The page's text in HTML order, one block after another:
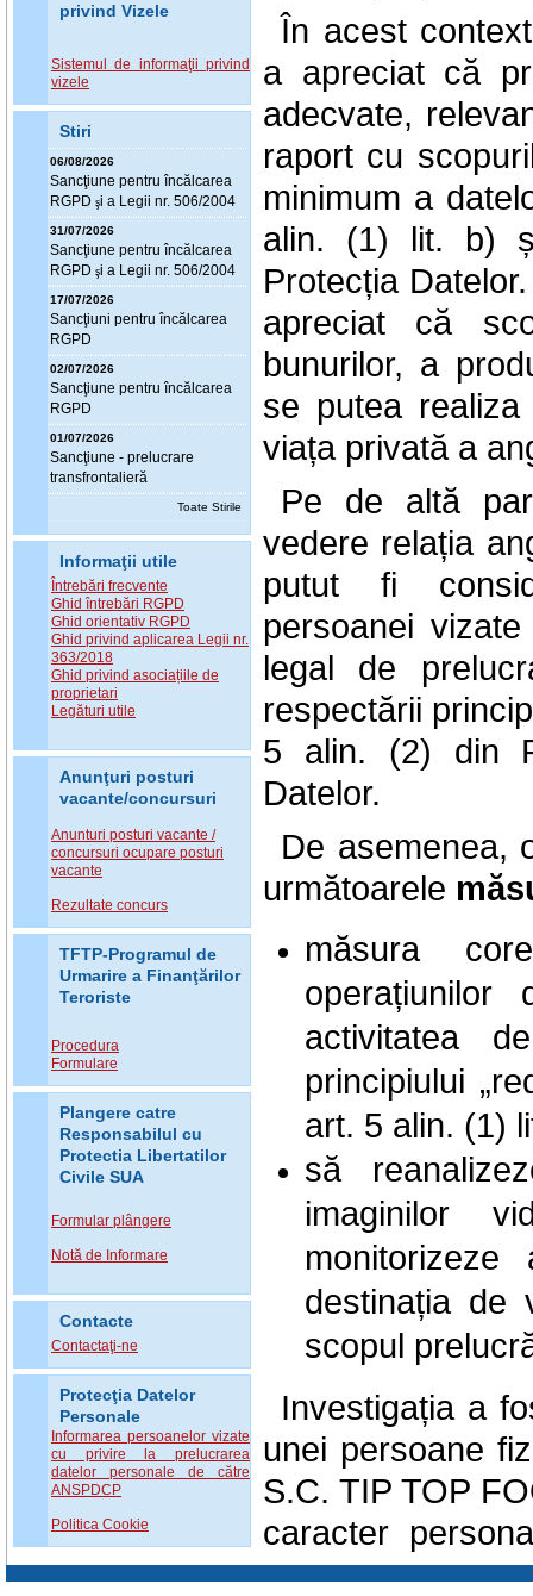
privind Vizele
Sistemul de informaţii privind
vizele
Stiri
06/08/2026
Sancţiune pentru încălcarea
RGPD şi a Legii nr. 506/2004
31/07/2026
Sancţiune pentru încălcarea
RGPD şi a Legii nr. 506/2004
17/07/2026
Sancţiuni pentru încălcarea
RGPD
02/07/2026
Sancţiune pentru încălcarea
RGPD
01/07/2026
Sancţiune - prelucrare
transfrontalieră
Toate Stirile
Informaţii utile
Întrebări frecvente
Ghid întrebări RGPD
Ghid orientativ RGPD
Ghid privind aplicarea Legii nr.
363/2018
Ghid privind asociațiile de
proprietari
Legături utile
Anunţuri posturi
vacante/concursuri
Anunturi posturi vacante /
concursuri ocupare posturi
vacante
Rezultate concurs
TFTP-Programul de
Urmarire a Finanţărilor
Teroriste
Procedura
Formulare
Plangere catre
Responsabilul cu
Protectia Libertatilor
Civile SUA
Formular plângere
Notă de Informare
Contacte
Contactaţi-ne
Protecţia Datelor
Personale
Informarea persoanelor vizate
cu privire la prelucrarea
datelor personale de către
ANSPDCP
Politica Cookie
În acest
a apreciat că
adecvate,
raport cu
minimum a
alin. (1) lit. b)
Protecția
apreciat că
bunurilor, a
se putea
viața privată a
Pe de altă
vedere relația
putut fi
persoanei
legal de
respectării
5 alin. (2) din
Datelor.
De asemenea,
următoarele
măsura
activitatea
principiului
art. 5 alin. (1)
să
imaginilor
destinația de
scopul
Investigația a
unei persoane
S.C. TIP TOP
caracter
camerelor video